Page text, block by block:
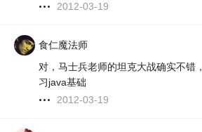
2012-03-19
食仁魔法师
对，马士兵老师的坦克大战确实不错
习java基础
2012-03-19